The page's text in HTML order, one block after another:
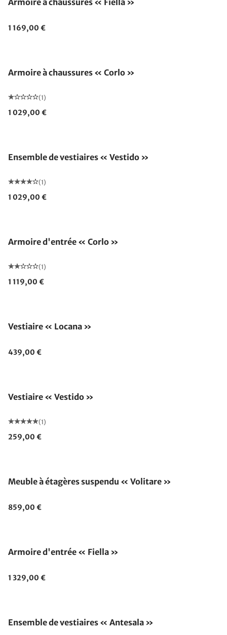
Armoire à chaussures « Fiella »
1 169,00 €
Armoire à chaussures « Corlo »
(1)
1 029,00 €
Ensemble de vestiaires « Vestido »
(1)
1 029,00 €
Armoire d'entrée « Corlo »
(1)
1 119,00 €
Vestiaire « Locana »
439,00 €
Vestiaire « Vestido »
(1)
259,00 €
Meuble à étagères suspendu « Volitare »
859,00 €
Armoire d'entrée « Fiella »
1 329,00 €
Ensemble de vestiaires « Antesala »